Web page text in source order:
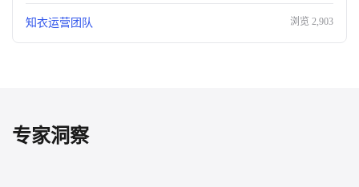
知衣运营团队 浏览 2,903
专家洞察